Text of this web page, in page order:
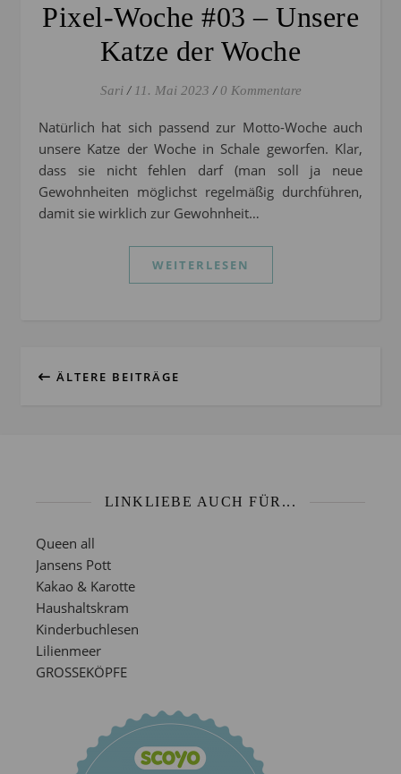
Pixel-Woche #03 – Unsere
Katze der Woche
Sari / 11. Mai 2023 / 0 Kommentare
Natürlich hat sich passend zur Motto-Woche auch
unsere Katze der Woche in Schale geworfen. Klar,
dass sie nicht fehlen darf (man soll ja neue
Gewohnheiten möglichst regelmäßig durchführen,
damit sie wirklich zur Gewohnheit…
WEITERLESEN
ÄLTERE BEITRÄGE
LINKLIEBE AUCH FÜR...
Queen all
Jansens Pott
Kakao & Karotte
Haushaltskram
Kinderbuchlesen
Lilienmeer
GROSSEKÖPFE